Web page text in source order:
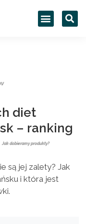
diet
– ranking
Jak dobieramy produkty?
są jej zalety? Jak
i która jest